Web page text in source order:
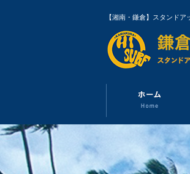
【湘南・鎌倉】スタンド